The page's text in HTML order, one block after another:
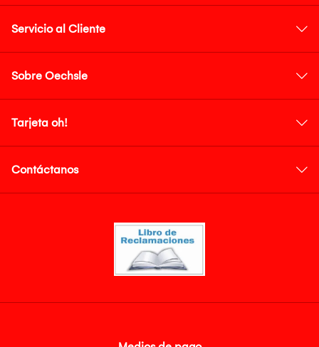
Servicio al Cliente
Sobre Oechsle
Tarjeta oh!
Contáctanos